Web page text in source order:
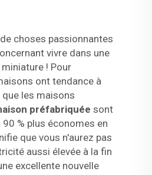
choses passionnantes
vivre dans une
! Pour
ont tendance à
les maisons
préfabriquée sont
% plus économes en
que vous n'aurez pas
aussi élevée à la fin
excellente nouvelle